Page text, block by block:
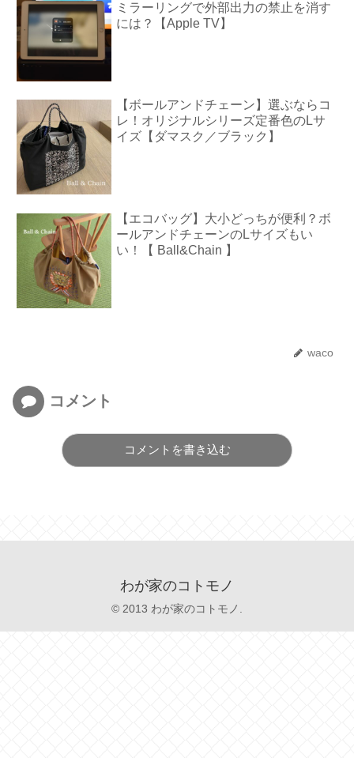
ミラーリングで外部出力の禁止を消す
には？【Apple TV】
【ボールアンドチェーン】選ぶならコ
レ！オリジナルシリーズ定番色のLサ
イズ【ダマスク／ブラック】
【エコバッグ】大小どっちが便利？ボ
ールアンドチェーンのLサイズもい
い！【 Ball&Chain 】
waco
コメント
コメントを書き込む
わが家のコトモノ
© 2013 わが家のコトモノ.